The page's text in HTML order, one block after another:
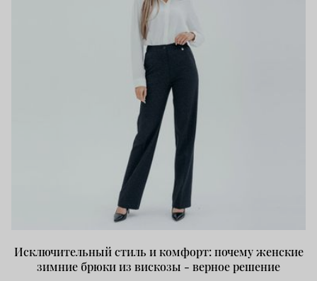
Исключительный стиль и комфорт: почему женские
зимние брюки из вискозы - верное решение